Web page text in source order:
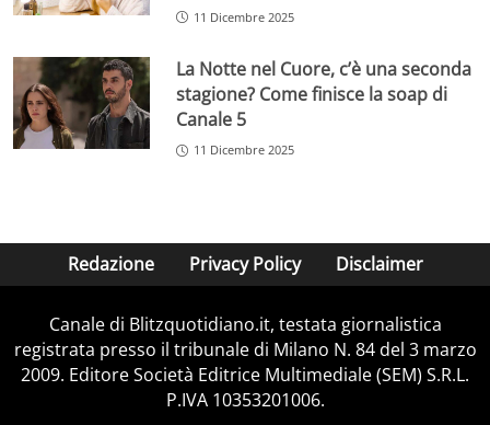
11 Dicembre 2025
La Notte nel Cuore, c’è una seconda
stagione? Come finisce la soap di
Canale 5
11 Dicembre 2025
Redazione Privacy Policy Disclaimer
Canale di Blitzquotidiano.it, testata giornalistica
registrata presso il tribunale di Milano N. 84 del 3 marzo
2009. Editore Società Editrice Multimediale (SEM) S.R.L.
P.IVA 10353201006.